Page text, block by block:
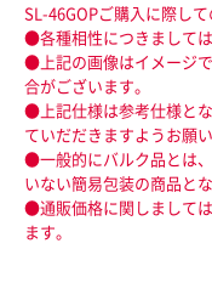
SL-46GOPご購入に際し
●各種相性につきまして
●上記の画像はイメージ
合がございます。
●上記仕様は参考仕様と
ていだだきますようお願
●一般的にバルク品とは
いない簡易包装の商品とな
●通販価格に関しまして
ます。